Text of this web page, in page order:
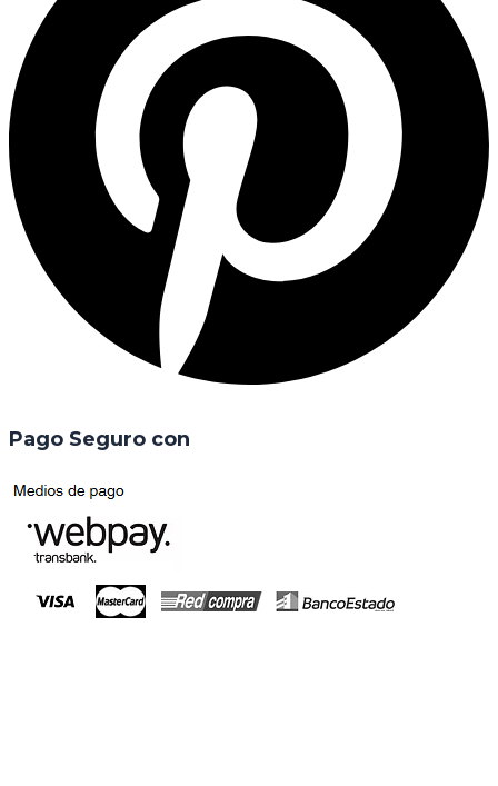
Pago Seguro con